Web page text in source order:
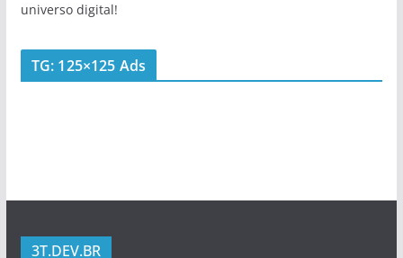
universo digital!
TG: 125×125 Ads
3T.DEV.BR